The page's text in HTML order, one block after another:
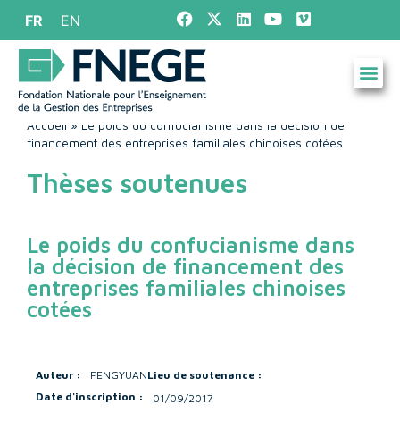
FR EN
Accueil » Le poids du confucianisme dans la décision de
financement des entreprises familiales chinoises cotées
Thèses soutenues
Le poids du confucianisme dans
la décision de financement des
entreprises familiales chinoises
cotées
Auteur : FENGYUANLieu de soutenance :
Date d'inscription :
01/09/2017